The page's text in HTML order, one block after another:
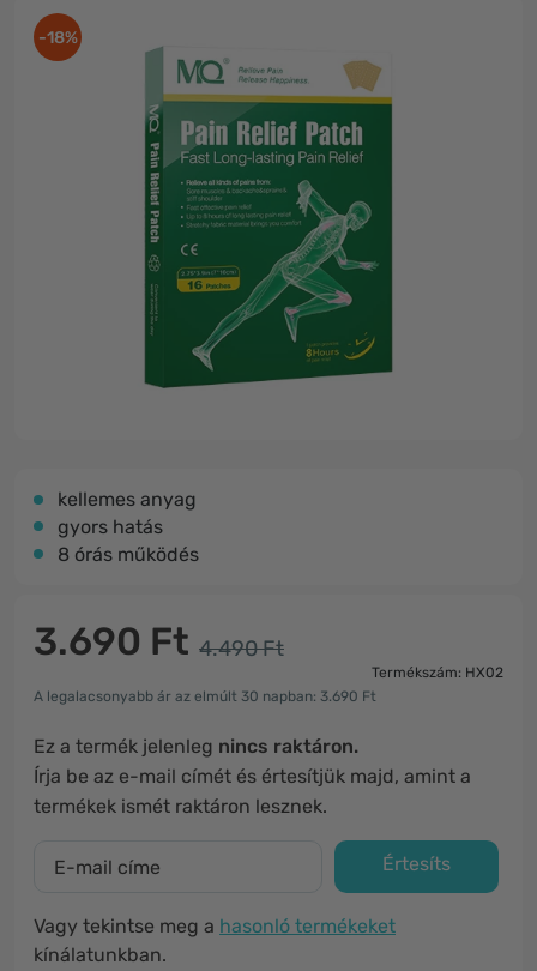
-18%
kellemes anyag
gyors hatás
8 órás működés
3.690 Ft 4.490 Ft
Termékszám: HX02
A legalacsonyabb ár az elmúlt 30 napban: 3.690 Ft
Ez a termék jelenleg nincs raktáron.
Írja be az e-mail címét és értesítjük majd, amint a
termékek ismét raktáron lesznek.
Értesíts
Vagy tekintse meg a hasonló termékeket
kínálatunkban.